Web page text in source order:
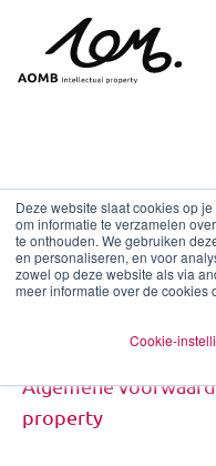
Deze website slaat cookies op
om informatie te verzamelen
te onthouden. We gebruiken
en personaliseren, en voor
zowel op deze website als via
meer informatie over de cookies
Cookie-
Algemene
property